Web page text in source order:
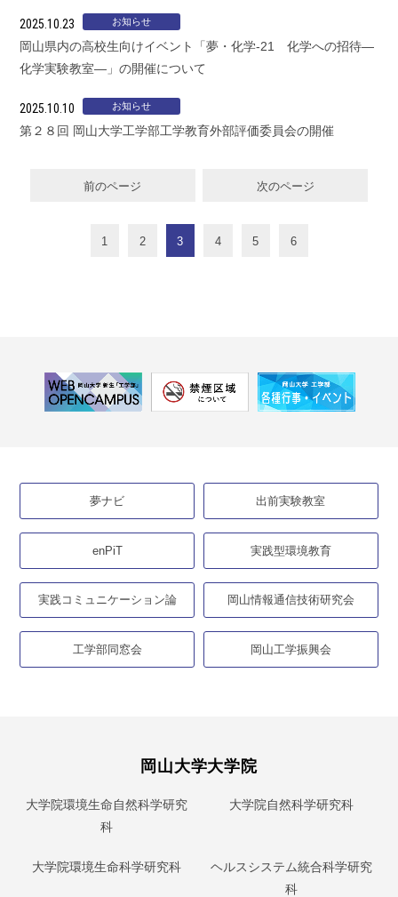
2025.10.23 お知らせ
岡山県内の高校生向けイベント「夢・化学-21 化学への招待―
化学実験教室―」の開催について
2025.10.10 お知らせ
第２８回 岡山大学工学部工学教育外部評価委員会の開催
前のページ 次のページ
1 2 3 4 5 6
夢ナビ 出前実験教室
enPiT 実践型環境教育
実践コミュニケーション論 岡山情報通信技術研究会
工学部同窓会 岡山工学振興会
岡山大学大学院
大学院環境生命自然科学研究
科
大学院自然科学研究科
大学院環境生命科学研究科
ヘルスシステム統合科学研究
科